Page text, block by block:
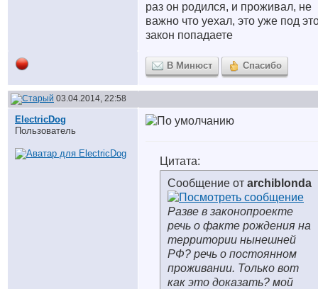
раз он родился, и проживал, не
важно что уехал, это уже под
закон попадаете
В Минюст Спасибо
03.04.2014, 22:58
ElectricDog
Пользователь
Цитата:
Сообщение от archiblonda
Разве в законопроекте
речь о факте рождения на
территории нынешней
РФ? речь о постоянном
проживании. Только вот
как это доказать? мой